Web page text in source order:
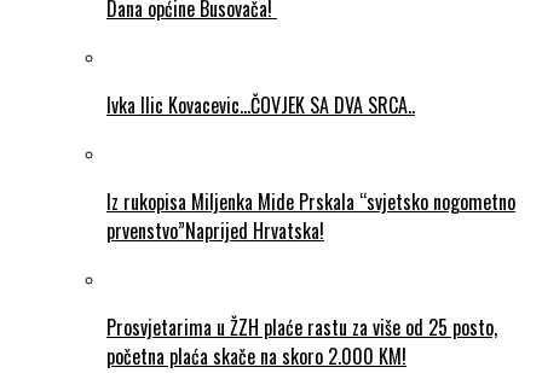
Dana općine Busovača!
Ivka Ilic Kovacevic…ČOVJEK SA DVA SRCA..
Iz rukopisa Miljenka Mide Prskala “svjetsko nogometno
prvenstvo”Naprijed Hrvatska!
Prosvjetarima u ŽZH plaće rastu za više od 25 posto,
početna plaća skače na skoro 2.000 KM!